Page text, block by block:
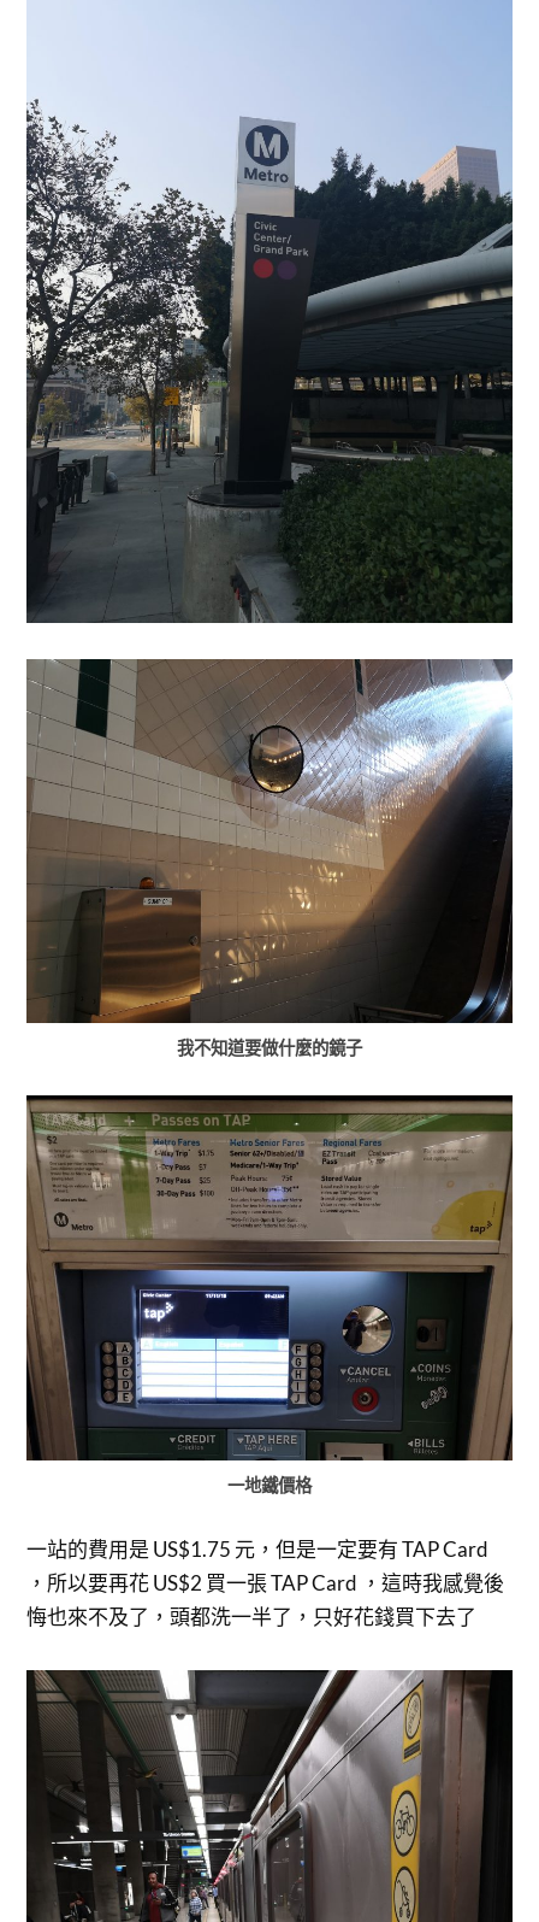
我不知道要做什麼的鏡子
一地鐵價格
一站的費用是 US$1.75 元，但是一定要有 TAP Card
，所以要再花 US$2 買一張 TAP Card ，這時我感覺後
悔也來不及了，頭都洗一半了，只好花錢買下去了